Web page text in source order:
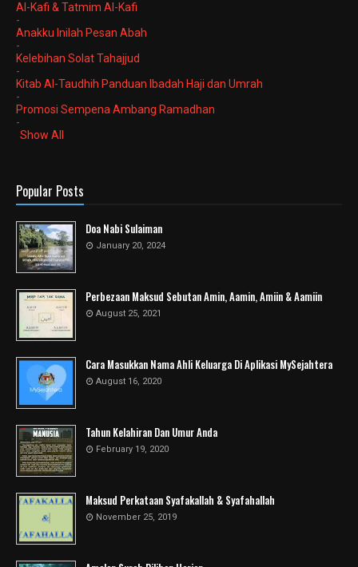
Al-Kafi & Tatmim Al-Kafi
-
Anakku Inilah Pesan Abah
-
Kelebihan Solat Tahajjud
-
Kitab Al-Taudhih Panduan Ibadah Haji dan Umrah
-
Promosi Sempena Ambang Ramadhan
-
Show All
Popular Posts
Doa Nabi Sulaiman
January 20, 2024
Perbezaan Maksud Sebutan Amin, Aamin, Amiin & Aamiin
August 25, 2021
Cara Masukkan Nama Ahli Keluarga Di Aplikasi MySejahtera
August 16, 2020
Tahun Kelahiran Dan Umur Anda
February 19, 2020
Maksud Perkataan Syafakallah & Syafahallah
November 25, 2019